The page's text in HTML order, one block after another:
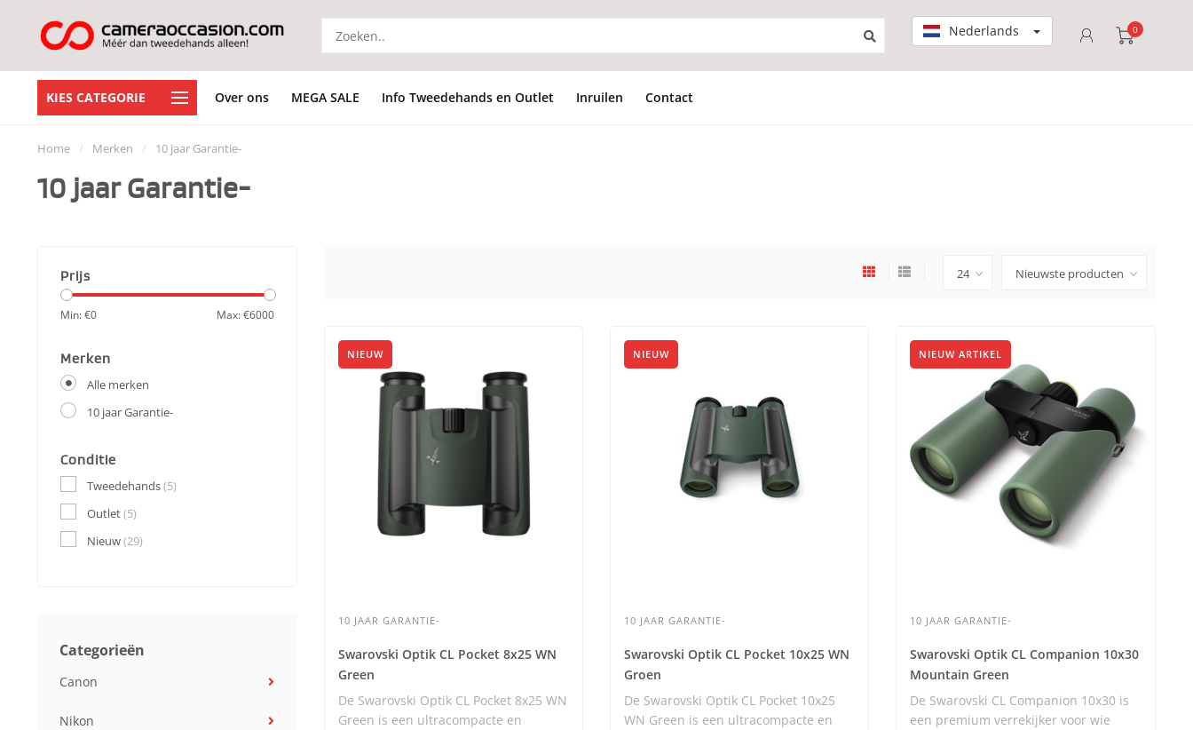
Nederlands 0
KIES CATEGORIE Over ons MEGA SALE Info Tweedehands en Outlet Inruilen Contact
Home / Merken / 10 jaar Garantie-
10 jaar Garantie-
Prijs
Min: €0 Max: €6000
Merken
Alle merken
10 jaar Garantie-
Conditie
Tweedehands(5)
Outlet(5)
Nieuw(29)
Categorieën
Canon
Nikon
NIEUW
10 JAAR GARANTIE-
Swarovski Optik CL Pocket 8x25 WN
Green
De Swarovski Optik CL Pocket 8x25 WN
Green is een ultracompacte en
NIEUW
10 JAAR GARANTIE-
Swarovski Optik CL Pocket 10x25 WN
Groen
De Swarovski Optik CL Pocket 10x25
WN Green is een ultracompacte en
NIEUW ARTIKEL
10 JAAR GARANTIE-
Swarovski Optik CL Companion 10x30
Mountain Green
De Swarovski CL Companion 10x30 is
een premium verrekijker voor wie